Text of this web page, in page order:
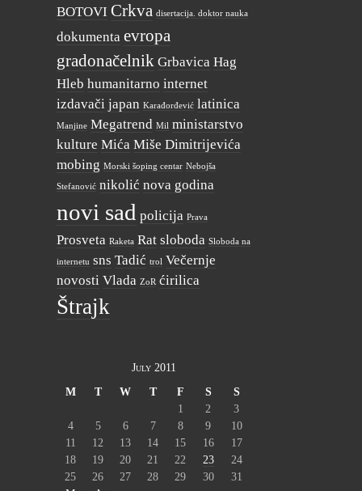
BOTOVI Crkva disertacija. doktor nauka
dokumenta evropa
gradonačelnik Grbavica Hag
Hleb humanitarno internet
izdavači japan Karađorđević latinica
Manjine Megatrend Mil ministarstvo
kulture Mića Miše Dimitrijevića
mobing Morski šoping centar Nebojša
Stefanović nikolić nova godina
novi sad policija Prava
Prosveta Raketa Rat sloboda Sloboda na
internetu sns Tadić trol Večernje
novosti Vlada ZoR ćirilica
Štrajk
July 2011
M
T W T F S
S
1
2
3
4
5 6 7 8 9
10
11
12 13 14 15 16
17
18
19 20 21 22 23
24
25
26 27 28 29 30
31